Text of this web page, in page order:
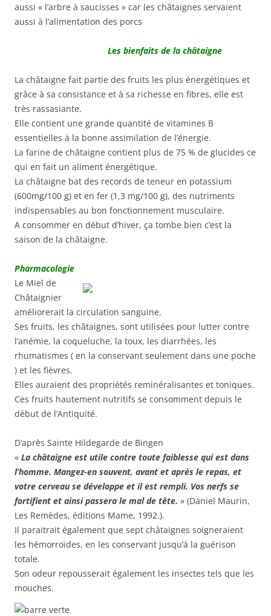
aussi « l’arbre à saucisses » car les châtaignes servaient
aussi à l’alimentation des porcs
Les bienfaits de la châtaigne
La châtaigne fait partie des fruits les plus énergétiques et
grâce à sa consistance et à sa richesse en fibres, elle est
très rassasiante.
Elle contient une grande quantité de vitamines B
essentielles à la bonne assimilation de l’énergie.
La farine de châtaigne contient plus de 75 % de glucides ce
qui en fait un aliment énergétique.
La châtaigne bat des records de teneur en potassium
(600mg/100 g) et en fer (1,3 mg/100 g), des nutriments
indispensables au bon fonctionnement musculaire.
A consommer en début d’hiver, ça tombe bien c’est la
saison de la châtaigne.
Pharmacologie
Le Miel de
Châtaignier
améliorerait la circulation sanguine.
Ses fruits, les châtaignes, sont utilisées pour lutter contre
l’anémie, la coqueluche, la toux, les diarrhées, les
rhumatismes ( en la conservant seulement dans une poche
) et les fièvres.
Elles auraient des propriétés reminéralisantes et toniques.
Ces fruits hautement nutritifs se consomment depuis le
début de l’Antiquité.
D’après Sainte Hildegarde de Bingen
« La châtaigne est utile contre toute faiblesse qui est dans
l’homme. Mangez-en souvent, avant et après le repas, et
votre cerveau se développe et il est rempli. Vos nerfs se
fortifient et ainsi passera le mal de tête. » (Daniel Maurin,
Les Remèdes, éditions Mame, 1992.).
Il paraitrait également que sept châtaignes soigneraient
les hémorroïdes, en les conservant jusqu’à la guérison
totale.
Son odeur repousserait également les insectes tels que les
mouches.